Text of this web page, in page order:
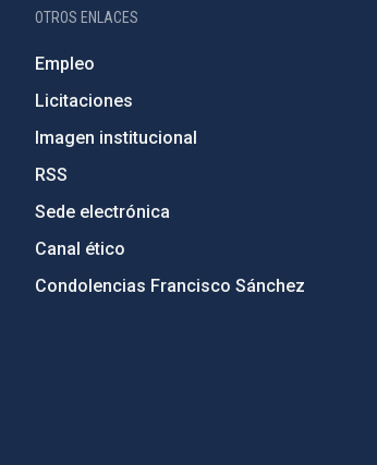
OTROS ENLACES
Empleo
Licitaciones
Imagen institucional
RSS
Sede electrónica
Canal ético
Condolencias Francisco Sánchez